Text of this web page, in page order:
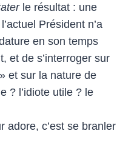
le résultat : une
Président n’a
en son temps
et de s’interroger sur
et sur la nature de
? l’idiote utile ? le
adore, c’est se branler